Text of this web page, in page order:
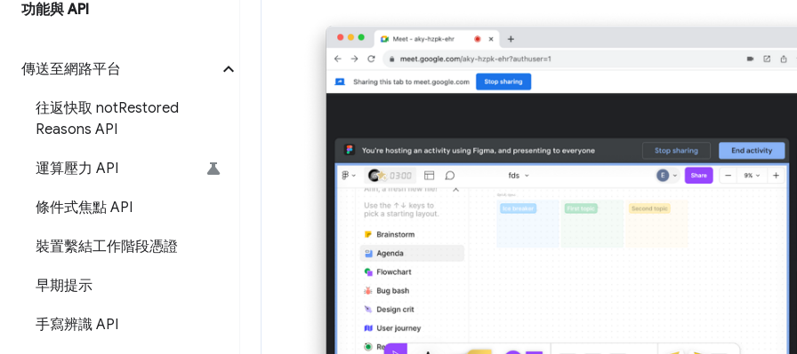
功能與 API
傳送至網路平台
往返快取 notRestored
Reasons API
運算壓力 API
條件式焦點 API
裝置繫結工作階段憑證
早期提示
手寫辨識 API